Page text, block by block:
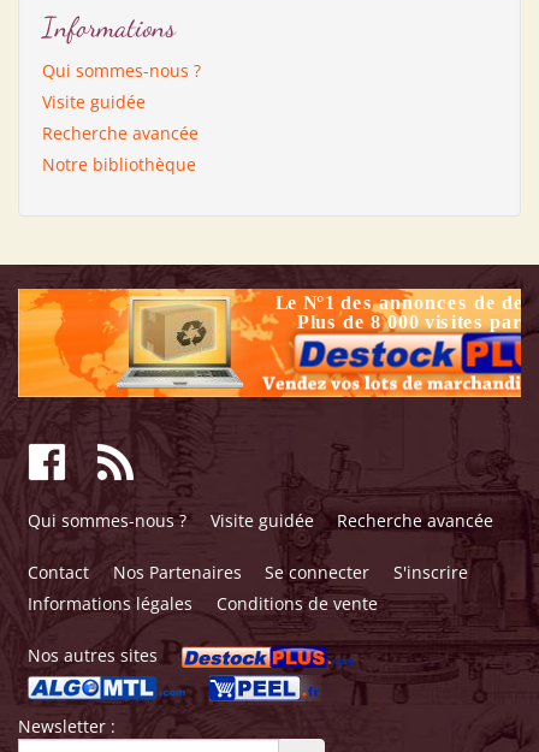
Informations
Qui sommes-nous ?
Visite guidée
Recherche avancée
Notre bibliothèque
Qui sommes-nous ? Visite guidée Recherche avancée
Contact Nos Partenaires Se connecter
S'inscrire
Informations légales
Conditions de vente
Nos autres sites
Newsletter :